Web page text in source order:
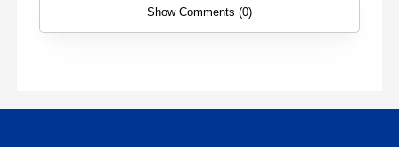
Show Comments (0)